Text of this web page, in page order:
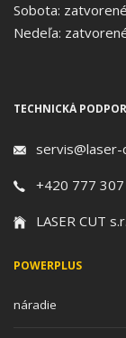
Sobota: zatvorené
Nedeľa:
TECHNICKÁ
servis@laser-
+420 777
LASER CUT
POWERPLUS
náradie